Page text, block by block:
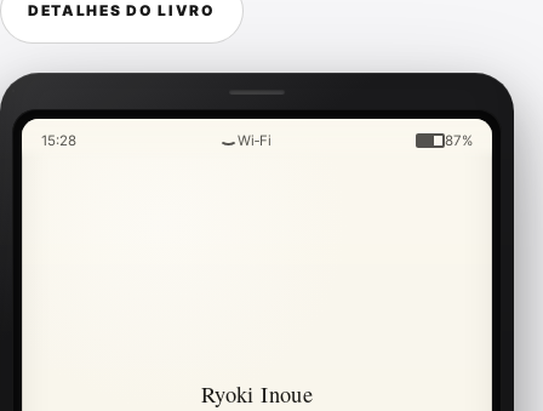
15:28 Wi‑Fi 87%
Ryoki Inoue
DETALHES DO LIVRO